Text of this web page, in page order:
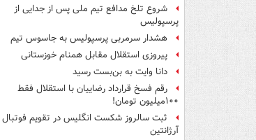
شروع تلخ مدافع تیم ملی پس از جدایی از
پرسپولیس
هشدار سرمربی پرسپولیس به جاسوس تیم
پیروزی استقلال مقابل همنام خوزستانی
دانا وایت به بن‌بست رسید
رقم فسخ قرارداد رضاییان با استقلال فقط
۱۰۰میلیون تومان!
ثبت سالروز شکست انگلیس در تقویم فوتبال
آرژانتین